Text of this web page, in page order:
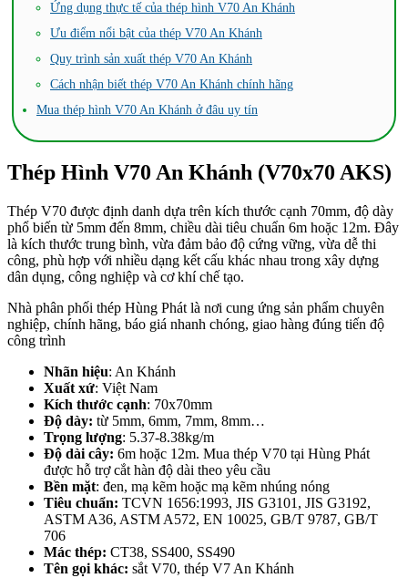
Ứng dụng thực tế của thép hình V70 An Khánh
Ưu điểm nổi bật của thép V70 An Khánh
Quy trình sản xuất thép V70 An Khánh
Cách nhận biết thép V70 An Khánh chính hãng
Mua thép hình V70 An Khánh ở đâu uy tín
Thép Hình V70 An Khánh (V70x70 AKS)
Thép V70 được định danh dựa trên kích thước cạnh 70mm, độ dày
phổ biến từ 5mm đến 8mm, chiều dài tiêu chuẩn 6m hoặc 12m. Đây
là kích thước trung bình, vừa đảm bảo độ cứng vững, vừa dễ thi
công, phù hợp với nhiều dạng kết cấu khác nhau trong xây dựng
dân dụng, công nghiệp và cơ khí chế tạo.
Nhà phân phối thép Hùng Phát là nơi cung ứng sản phẩm chuyên
nghiệp, chính hãng, báo giá nhanh chóng, giao hàng đúng tiến độ
công trình
Nhãn hiệu: An Khánh
Xuất xứ: Việt Nam
Kích thước cạnh: 70x70mm
Độ dày: từ 5mm, 6mm, 7mm, 8mm…
Trọng lượng: 5.37-8.38kg/m
Độ dài cây: 6m hoặc 12m. Mua thép V70 tại Hùng Phát
được hỗ trợ cắt hàn độ dài theo yêu cầu
Bền mặt: đen, mạ kẽm hoặc mạ kẽm nhúng nóng
Tiêu chuẩn: TCVN 1656:1993, JIS G3101, JIS G3192,
ASTM A36, ASTM A572, EN 10025, GB/T 9787, GB/T
706
Mác thép: CT38, SS400, SS490
Tên gọi khác: sắt V70, thép V7 An Khánh